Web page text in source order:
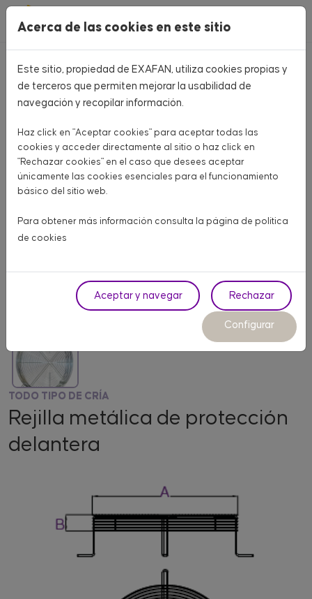
Pasar al contenido principal
TODO TIPO DE CRÍA
Rejilla metálica de protección
delantera
Acerca de las cookies en este sitio
Este sitio, propiedad de EXAFAN, utiliza cookies propias y
de terceros que permiten mejorar la usabilidad de
navegación y recopilar información.
Haz click en "Aceptar cookies" para aceptar todas las
cookies y acceder directamente al sitio o haz click en
"Rechazar cookies" en el caso que desees aceptar
únicamente las cookies esenciales para el funcionamiento
básico del sitio web.
Para obtener más información consulta la página de política
de cookies
Aceptar y navegar Rechazar
Configurar